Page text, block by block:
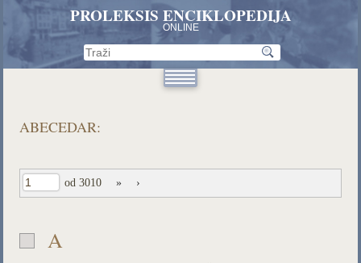
PROLEKSIS ENCIKLOPEDIJA
ONLINE
ABECEDAR:
od 3010 » ›
A